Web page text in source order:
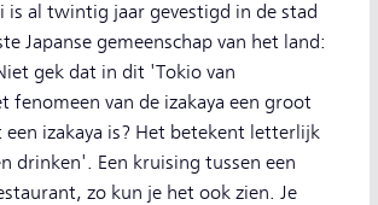
is al twintig jaar gevestigd in de stad
Japanse gemeenschap van het land:
gek dat in dit 'Tokio van
fenomeen van de izakaya een groot
een izakaya is? Het betekent letterlijk
drinken'. Een kruising tussen een
zo kun je het ook zien. Je